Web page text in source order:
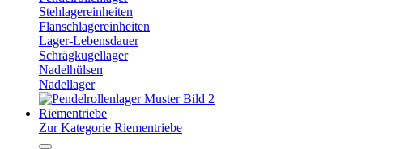
Stehlagereinheiten
Flanschlagereinheiten
Lager-Lebensdauer
Schrägkugellager
Nadelhülsen
Nadellager
Riementriebe
Zur Kategorie Riementriebe